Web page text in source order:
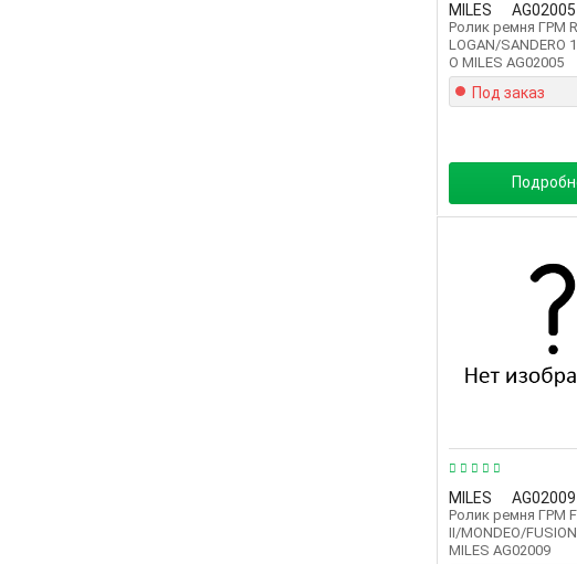
MILES AG02005
Ролик ремня ГРМ
LOGAN/SANDERO
О MILES AG02005
Под заказ
MILES AG02009
Ролик ремня ГРМ
II/MONDEO/
MILES AG02009